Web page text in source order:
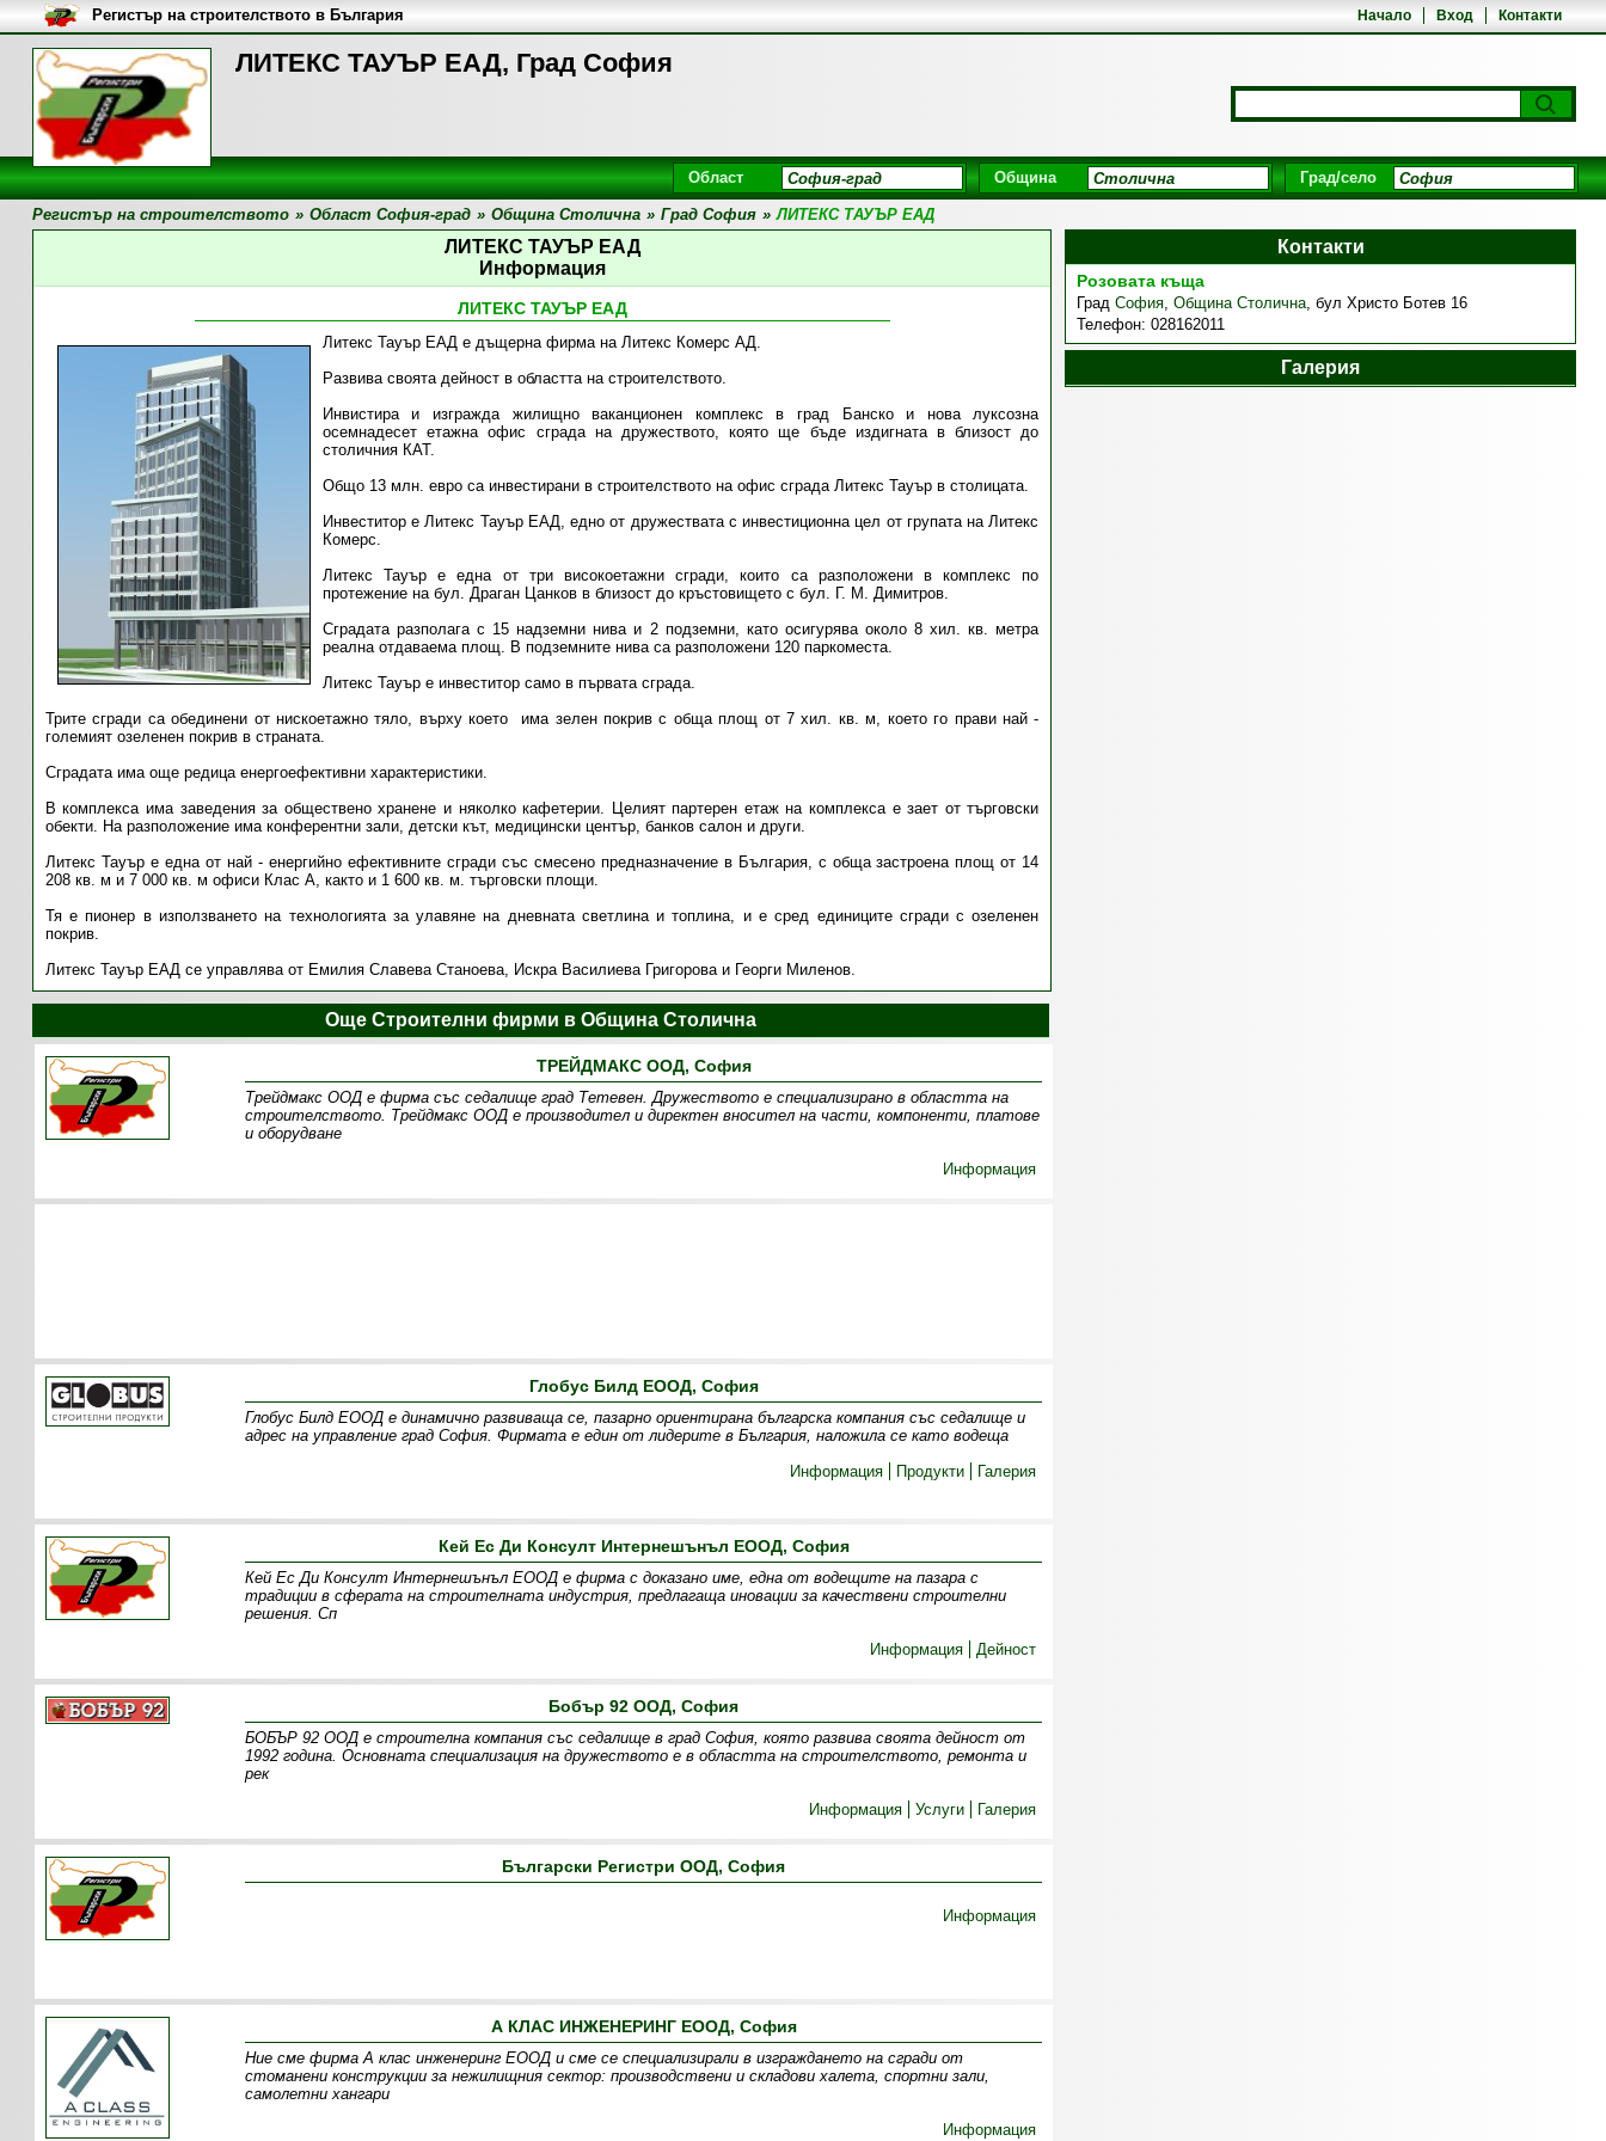
ЛИТЕКС ТАУЪР ЕАД, Град София
Начало Вход Контакти
Регистър на строителството в България
Област Община Град/село
Регистър на строителството » Област София-град » Община Столична » Град София » ЛИТЕКС ТАУЪР ЕАД
ЛИТЕКС ТАУЪР ЕАД
Информация
ЛИТЕКС ТАУЪР ЕАД
Литекс Тауър ЕАД е дъщерна фирма на Литекс Комерс АД.
Развива своята дейност в областта на строителството.
Инвистира и изгражда жилищно ваканционен комплекс в град Банско и нова луксозна
осемнадесет етажна офис сграда на дружеството, която ще бъде издигната в близост до
столичния КАТ.
Общо 13 млн. евро са инвестирани в строителството на офис сграда Литекс Тауър в столицата.
Инвеститор е Литекс Тауър ЕАД, едно от дружествата с инвестиционна цел от групата на Литекс
Комерс.
Литекс Тауър е една от три високоетажни сгради, които са разположени в комплекс по
протежение на бул. Драган Цанков в близост до кръстовището с бул. Г. М. Димитров.
Сградата разполага с 15 надземни нива и 2 подземни, като осигурява около 8 хил. кв. метра
реална отдаваема площ. В подземните нива са разположени 120 паркоместа.
Литекс Тауър е инвеститор само в първата сграда.
Трите сгради са обединени от нискоетажно тяло, върху което има зелен покрив с обща площ от 7 хил. кв. м, което го прави най -
големият озеленен покрив в страната.
Сградата има още редица енергоефективни характеристики.
В комплекса има заведения за обществено хранене и няколко кафетерии. Целият партерен етаж на комплекса е зает от търговски
обекти. На разположение има конферентни зали, детски кът, медицински център, банков салон и други.
Литекс Тауър е една от най - енергийно ефективните сгради със смесено предназначение в България, с обща застроена площ от 14
208 кв. м и 7 000 кв. м офиси Клас А, както и 1 600 кв. м. търговски площи.
Тя е пионер в използването на технологията за улавяне на дневната светлина и топлина, и е сред единиците сгради с озеленен
покрив.
Литекс Тауър ЕАД се управлява от Емилия Славева Станоева, Искра Василиева Григорова и Георги Миленов.
Контакти
Pозовата къща
Град София, Община Столична, бул Христо Ботев 16
Телефон: 028162011
Галерия
Още Строителни фирми в Община Столична
ТРЕЙДМАКС ООД, София
Трейдмакс ООД е фирма със седалище град Тетевен. Дружеството е специализирано в областта на
строителството. Трейдмакс ООД е производител и директен вносител на части, компоненти, платове
и оборудване
Информация
Глобус Билд ЕООД, София
Глобус Билд ЕООД е динамично развиваща се, пазарно ориентирана българска компания със седалище и
адрес на управление град София. Фирмата е един от лидерите в България, наложила се като водеща
Информация
Продукти Галерия
Кей Ес Ди Консулт Интернешънъл ЕООД, София
Кей Ес Ди Консулт Интернешънъл ЕООД е фирма с доказано име, една от водещите на пазара с
традиции в сферата на строителната индустрия, предлагаща иновации за качествени строителни
решения. Сп
Информация
Дейност
Бобър 92 ООД, София
БОБЪР 92 ООД е строителна компания със седалище в град София, която развива своята дейност от
1992 година. Основната специализация на дружеството е в областта на строителството, ремонта и
рек
Информация
Услуги Галерия
Български Регистри ООД, София
Информация
А КЛАС ИНЖЕНЕРИНГ ЕООД, София
Ние сме фирма А клас инженеринг ЕООД и сме се специализирали в изграждането на сгради от
стоманени конструкции за нежилищния сектор: производствени и складови халета, спортни зали,
самолетни хангари
Информация